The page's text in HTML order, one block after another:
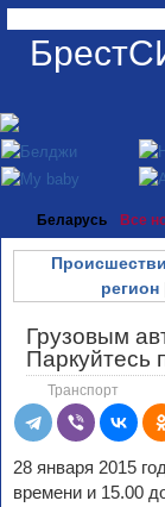
Беларусь Все
регион
Грузовым
Паркуйтесь
Транспорт
28 января 2015
времени и 15.00